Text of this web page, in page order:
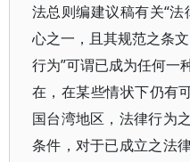
法总则编建议稿有关“
心之一，且其规范之条
行为”可谓已成为任何一
在，在某些情状下仍有
国台湾地区，法律行为
条件，对于已成立之法